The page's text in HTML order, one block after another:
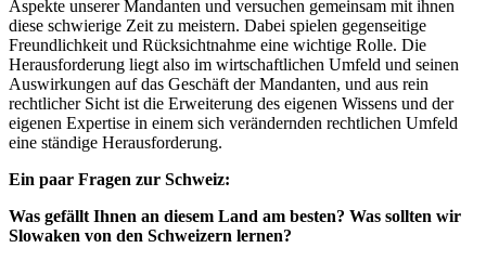
Aspekte unserer Mandanten und versuchen gemeinsam mit ihnen
diese schwierige Zeit zu meistern. Dabei spielen gegenseitige
Freundlichkeit und Rücksichtnahme eine wichtige Rolle. Die
Herausforderung liegt also im wirtschaftlichen Umfeld und seinen
Auswirkungen auf das Geschäft der Mandanten, und aus rein
rechtlicher Sicht ist die Erweiterung des eigenen Wissens und der
eigenen Expertise in einem sich verändernden rechtlichen Umfeld
eine ständige Herausforderung.
Ein paar Fragen zur Schweiz:
Was gefällt Ihnen an diesem Land am besten? Was sollten wir
Slowaken von den Schweizern lernen?